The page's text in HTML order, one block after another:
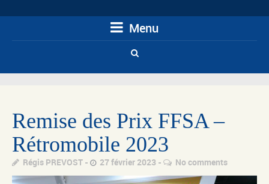
Menu
Remise des Prix FFSA –
Rétromobile 2023
Régis PREVOST 27 février 2023 No comments